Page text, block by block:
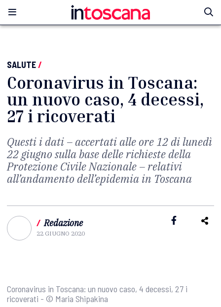
SALUTE/
Coronavirus in Toscana:
un nuovo caso, 4 decessi,
27 i ricoverati
Questi i dati – accertati alle ore 12 di lunedì
22 giugno sulla base delle richieste della
Protezione Civile Nazionale – relativi
all’andamento dell’epidemia in Toscana
/ Redazione
22 GIUGNO 2020
Coronavirus in Toscana: un nuovo caso, 4 decessi, 27 i
ricoverati - © Maria Shipakina